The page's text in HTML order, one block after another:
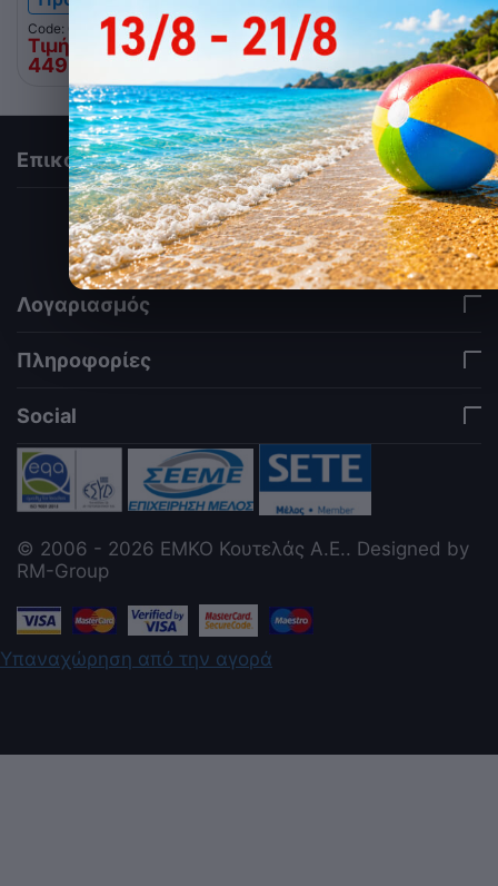
Code: 050.0097
Τιμή Web
449
Code: 050.0095
Τιμή Web
135 €
Επικοινωνία
via a template hook. Nothing here depends on
jQuery. Works in storefront AND admin if you need
it there. Settings persist in localStorage under key
"csc_a11y". -->
Λογαριασμός
Πληροφορίες
Social
© 2006 - 2026 ΕΜΚΟ Κουτελάς Α.Ε.. Designed by
RM-Group
Υπαναχώρηση από την αγορά